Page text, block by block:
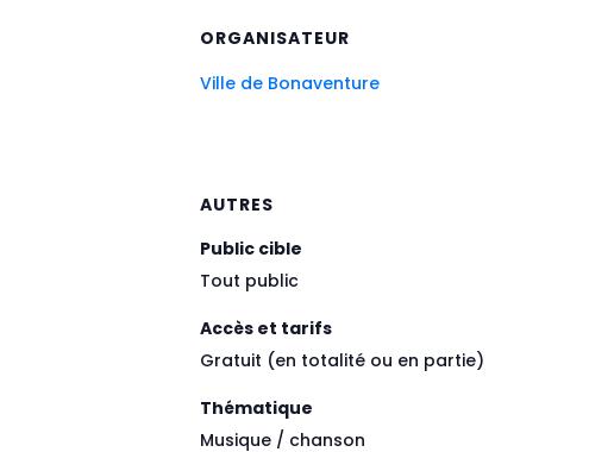
ORGANISATEUR
Ville de Bonaventure
AUTRES
Public cible
Tout public
Accès et tarifs
Gratuit (en totalité ou en partie)
Thématique
Musique / chanson